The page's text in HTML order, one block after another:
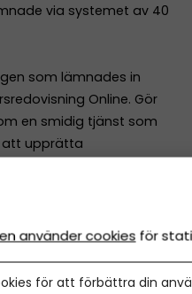
via systemet av 40
som lämnades in
Online. Gör
en smidig tjänst som
att upprätta
kan göras på en kvart.
använder cookies för
för att förbättra din